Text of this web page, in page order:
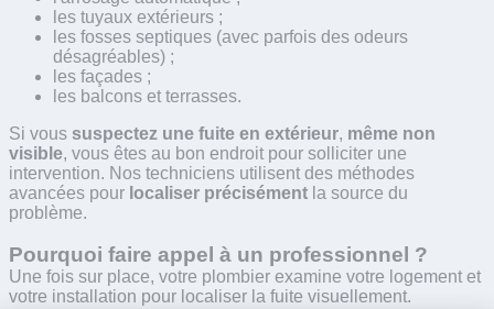
les tuyaux extérieurs ;
les fosses septiques (avec parfois des odeurs
désagréables) ;
les façades ;
les balcons et terrasses.
Si vous suspectez une fuite en extérieur, même non
visible, vous êtes au bon endroit pour solliciter une
intervention. Nos techniciens utilisent des méthodes
avancées pour localiser précisément la source du
problème.
Pourquoi faire appel à un professionnel ?
Une fois sur place, votre plombier examine votre logement et
votre installation pour localiser la fuite visuellement.